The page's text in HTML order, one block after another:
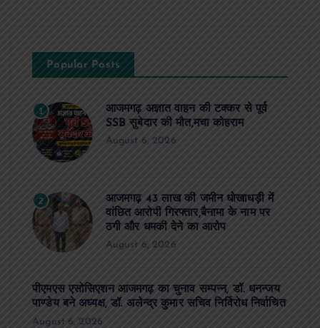
Popular Posts
1
आजमगढ़ अज्ञात वाहन की टक्कर से पूर्व
SSB सुबेदार की मौत,मचा कोहराम
August 6, 2026
2
आजमगढ़ 43 लाख की जमीन धोखाधड़ी में
वांछित आरोपी गिरफ्तार,बैनामा के नाम पर
ठगी और धमकी देने का आरोप
August 6, 2026
पीएमएस एसोसिएशन आजमगढ़ का चुनाव सम्पन्न, डॉ. धनन्जय
पाण्डेय बने अध्यक्ष, डॉ. अलेन्द्र कुमार सचिव निर्विरोध निर्वाचित
August 6, 2026